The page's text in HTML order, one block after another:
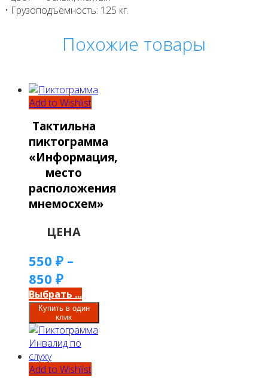
• Грузоподъемность: 125 кг.
Похожие товары
Add to Wishlist
Тактильна
пиктограмма
«Информация,
место
расположения
мнемосхем»
ЦЕНА
550 ₽ –
850 ₽
Выбрать ...
Купить в один
клик
Add to Wishlist